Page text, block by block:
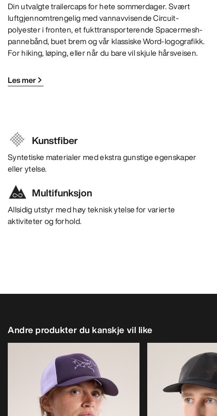
Din utvalgte trailercaps for hete sommerdager. Svært
luftgjennomtrengelig med vannavvisende Circuit-
polyester i fronten, et fukttransporterende Spacermesh-
pannebånd, buet brem og vår klassiske Word-logografikk.
For hiking, løping, eller når du bare vil skjule hårsveisen.
Les mer
Kunstfiber
Syntetiske materialer med ekstra gunstige egenskaper
eller ytelse.
Multifunksjon
Allsidig utstyr med høy teknisk ytelse for varierte
aktiviteter og forhold.
Andre produkter du kanskje vil like